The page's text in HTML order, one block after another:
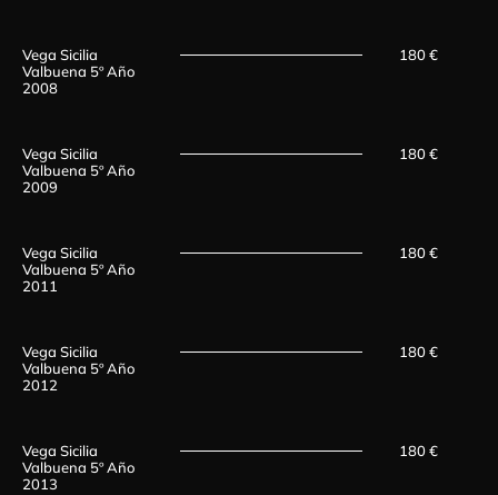
Vega Sicilia
Valbuena 5º Año
2008
180 €
Vega Sicilia
Valbuena 5º Año
2009
180 €
Vega Sicilia
Valbuena 5º Año
2011
180 €
Vega Sicilia
Valbuena 5º Año
2012
180 €
Vega Sicilia
Valbuena 5º Año
2013
180 €